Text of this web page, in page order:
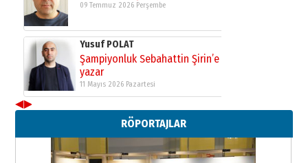
09 Temmuz 2026 Perşembe
Yusuf POLAT
Şampiyonluk Sebahattin Şirin’e
yazar
11 Mayıs 2026 Pazartesi
Neşat YALÇIN
Paranın Aile Kültüründeki Yeri
03 Ağustos 2026 Pazartesi
◀▶
RÖPORTAJLAR